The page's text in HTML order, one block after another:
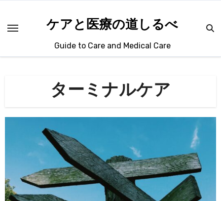
ケアと医療の道しるべ
Guide to Care and Medical Care
ターミナルケア